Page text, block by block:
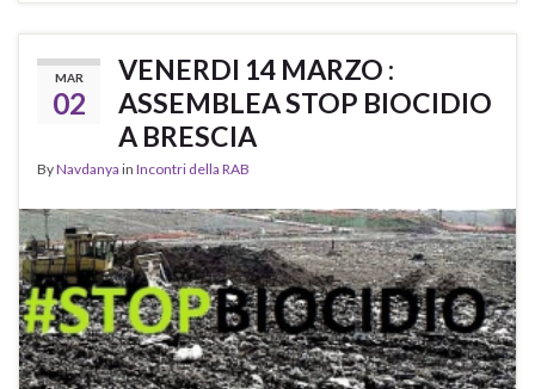
MAR
02
VENERDI 14 MARZO :
ASSEMBLEA STOP BIOCIDIO
A BRESCIA
ByNavdanya in Incontri della RAB